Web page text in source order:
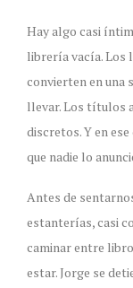
Hay algo casi
librería vacía. Los
convierten en una
llevar. Los títulos
discretos. Y en
que nadie lo
Antes de
estanterías, casi
caminar entre
estar. Jorge se